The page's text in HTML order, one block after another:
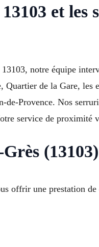
et les
notre équipe
de la Gare, les
Provence. Nos
service de proximité
(13103)
offrir une prestation de